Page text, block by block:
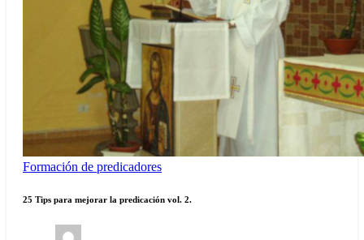
Formación de predicadores
25 Tips para mejorar la predicación vol. 2.